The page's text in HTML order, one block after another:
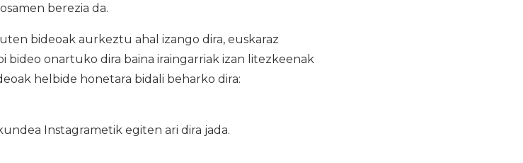
berezia da.
bideoak aurkeztu ahal izango dira, euskaraz
onartuko dira baina iraingarriak izan litezkeenak
helbide honetara bidali beharko dira:
Instagrametik egiten ari dira jada.